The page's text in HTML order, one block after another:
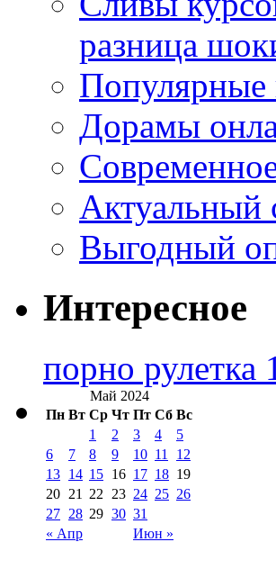
разница
Популярные
Дорамы
Актуальный
Выгодный
Интересное
порно рулетка
Май 2024
Пн Вт Ср Чт Пт Сб Вс
« Апр Июн »
1 2 3 4
5
6
7 8 9 10 11
12
13 14 15 16 17 18 19
20 21 22 23 24 25 26
27 28 29 30 31